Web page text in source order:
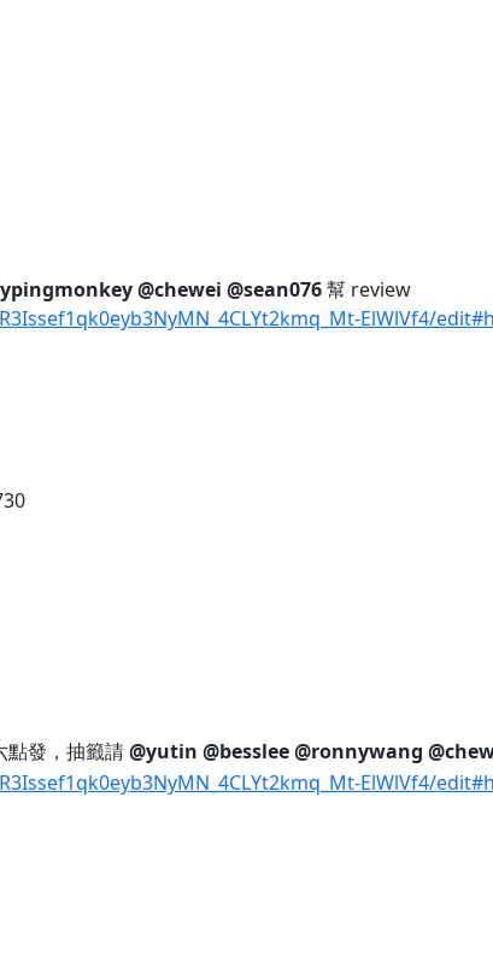
@chewei @sean076幫 review
ElWlVf4/
點發，抽籤請@yutin @besslee@ronnywang
ElWlVf4/